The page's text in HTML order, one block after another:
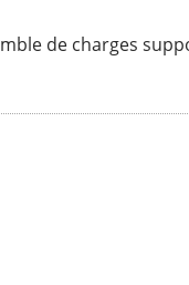
de charges